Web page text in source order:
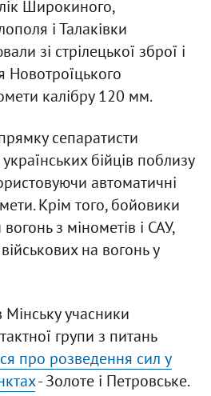
Широкиного,
і Талаківки
зі стрілецької зброї і
Новотроїцького
калібру 120 мм.
сепаратисти
бійців поблизу
автоматичні
Крім того, бойовики
з мінометів і САУ,
на вогонь у
учасники
групи з питань
про розведення сил у
- Золоте і Петровське.